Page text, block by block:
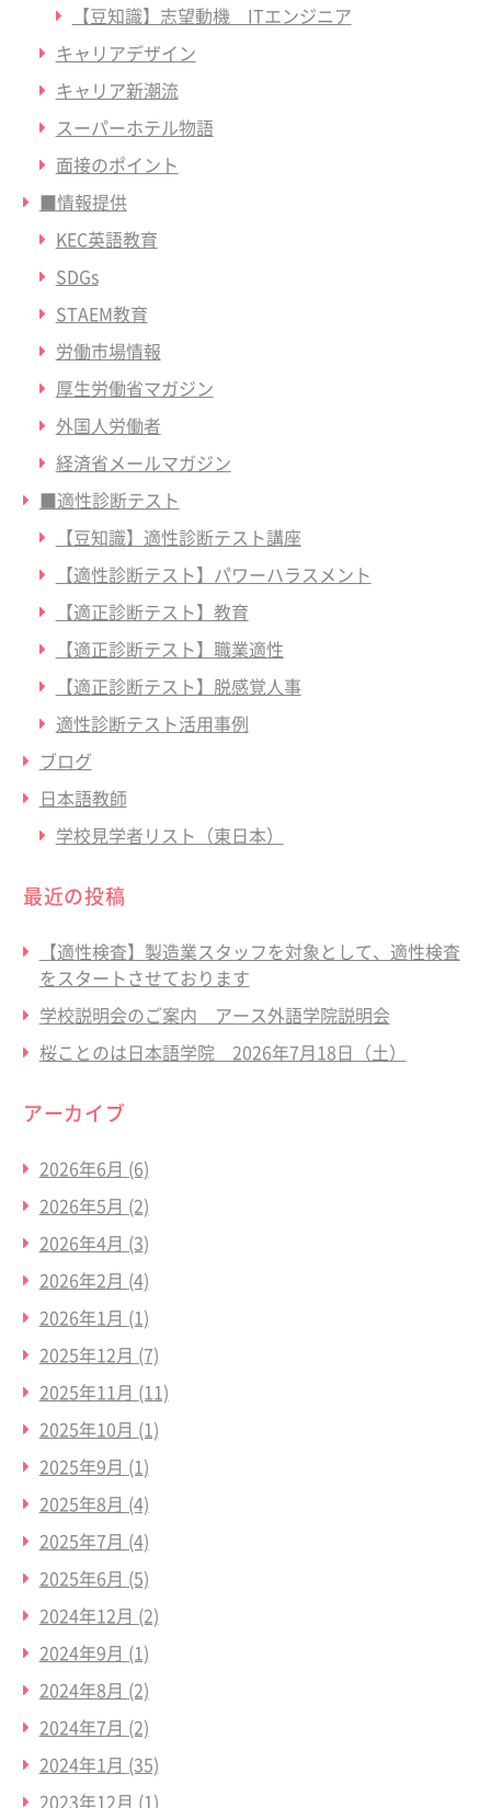
【豆知識】志望動機 ITエンジニア
キャリアデザイン
キャリア新潮流
スーパーホテル物語
面接のポイント
■情報提供
KEC英語教育
SDGs
STAEM教育
労働市場情報
厚生労働省マガジン
外国人労働者
経済省メールマガジン
■適性診断テスト
【豆知識】適性診断テスト講座
【適性診断テスト】パワーハラスメント
【適正診断テスト】教育
【適正診断テスト】職業適性
【適正診断テスト】脱感覚人事
適性診断テスト活用事例
ブログ
日本語教師
学校見学者リスト（東日本）
最近の投稿
【適性検査】製造業スタッフを対象として、適性検査
をスタートさせております
学校説明会のご案内 アース外語学院説明会
桜ことのは日本語学院 2026年7月18日（土）
アーカイブ
2026年6月 (6)
2026年5月 (2)
2026年4月 (3)
2026年2月 (4)
2026年1月 (1)
2025年12月 (7)
2025年11月 (11)
2025年10月 (1)
2025年9月 (1)
2025年8月 (4)
2025年7月 (4)
2025年6月 (5)
2024年12月 (2)
2024年9月 (1)
2024年8月 (2)
2024年7月 (2)
2024年1月 (35)
2023年12月 (1)